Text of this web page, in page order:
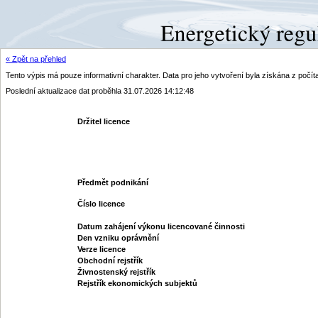
« Zpět na přehled
Tento výpis má pouze informativní charakter. Data pro jeho vytvoření byla získána z
Poslední aktualizace dat proběhla 31.07.2026 14:12:48
Držitel licence
Předmět podnikání
Číslo licence
Datum zahájení výkonu licencované činnosti
Den vzniku oprávnění
Verze licence
Obchodní rejstřík
Živnostenský rejstřík
Rejstřík ekonomických subjektů